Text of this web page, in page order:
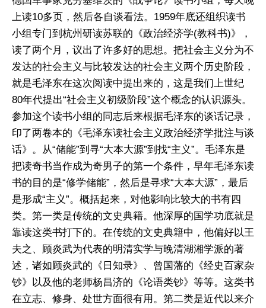
上读10多页，然后各自谈看法。1959年底还组织读书
小组专门到杭州研读苏联的《政治经济学(教科书)》，
读了两个月，议出了许多好的思想。把社会主义分为不
发达的社会主义与比较发达的社会主义两个历史阶段，
就是毛泽东在这次阅读中提出来的，这是我们上世纪
80年代提出“社会主义初级阶段”这个概念的认识源头。
参加这个读书小组的同志后来根据毛泽东的谈话记录，
印了两卷本的《毛泽东读社会主义政治经济学批注与谈
话》。从“储能”到寻“大本大源”到找“主义”。毛泽东是
把读奇书当作成为奇男子的第一个条件，早年毛泽东读
书的目的是“修学储能”，然后是寻求“大本大源”，最后
是形成“主义”。概括起来，对他影响比较大的书有四
类。第一类是传统的文史典籍。他深厚的国学功底就是
靠读这类书打下的。在传统的文史典籍中，他偏好以王
夫之、顾炎武为代表的明清实学与晚清湖湘学派的著
述，诸如顾炎武的《日知录》、曾国藩的《经史百家杂
钞》以及他的老师杨昌济的《论语类钞》等等。这类书
在立志、修身、处世方面很有用。第二类是近代以来介